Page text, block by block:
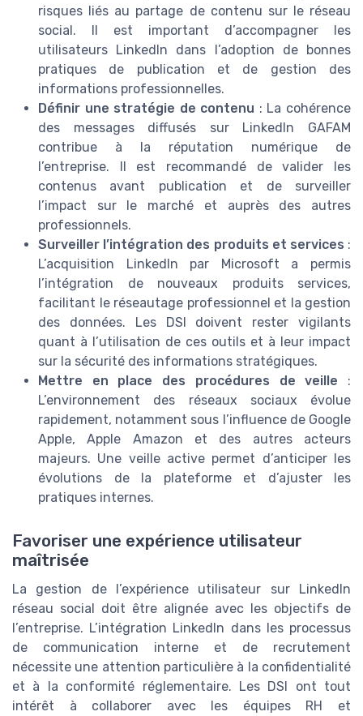
risques liés au partage de contenu sur le réseau
social. Il est important d’accompagner les
utilisateurs LinkedIn dans l’adoption de bonnes
pratiques de publication et de gestion des
informations professionnelles.
Définir une stratégie de contenu : La cohérence
des messages diffusés sur LinkedIn GAFAM
contribue à la réputation numérique de
l’entreprise. Il est recommandé de valider les
contenus avant publication et de surveiller
l’impact sur le marché et auprès des autres
professionnels.
Surveiller l’intégration des produits et services :
L’acquisition LinkedIn par Microsoft a permis
l’intégration de nouveaux produits services,
facilitant le réseautage professionnel et la gestion
des données. Les DSI doivent rester vigilants
quant à l’utilisation de ces outils et à leur impact
sur la sécurité des informations stratégiques.
Mettre en place des procédures de veille :
L’environnement des réseaux sociaux évolue
rapidement, notamment sous l’influence de Google
Apple, Apple Amazon et des autres acteurs
majeurs. Une veille active permet d’anticiper les
évolutions de la plateforme et d’ajuster les
pratiques internes.
Favoriser une expérience utilisateur
maîtrisée
La gestion de l’expérience utilisateur sur LinkedIn
réseau social doit être alignée avec les objectifs de
l’entreprise. L’intégration LinkedIn dans les processus
de communication interne et de recrutement
nécessite une attention particulière à la confidentialité
et à la conformité réglementaire. Les DSI ont tout
intérêt à collaborer avec les équipes RH et